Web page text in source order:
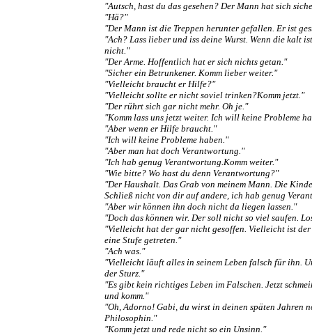
"Autsch, hast du das gesehen? Der Mann hat sich
"Hä?"
"Der Mann ist die Treppen herunter gefallen. Er ist
"Ach? Lass lieber und iss deine Wurst. Wenn die kalt
nicht."
"Der Arme. Hoffentlich hat er sich nichts getan."
"Sicher ein Betrunkener. Komm lieber weiter."
"Vielleicht braucht er Hilfe?"
"Vielleicht sollte er nicht soviel trinken?Komm jetzt."
"Der rührt sich gar nicht mehr. Oh je."
"Komm lass uns jetzt weiter. Ich will keine Probleme
"Aber wenn er Hilfe braucht."
"Ich will keine Probleme haben."
"Aber man hat doch Verantwortung."
"Ich hab genug Verantwortung.Komm weiter."
"Wie bitte? Wo hast du denn Verantwortung?"
"Der Haushalt. Das Grab von meinem Mann. Die
Schließ nicht von dir auf andere, ich hab genug
"Aber wir können ihn doch nicht da liegen lassen."
"Doch das können wir. Der soll nicht so viel saufen.
"Vielleicht hat der gar nicht gesoffen. Vielleicht ist
eine Stufe getreten."
"Ach was."
"Vielleicht läuft alles in seinem Leben falsch für ihn.
der Sturz."
"Es gibt kein richtiges Leben im Falschen. Jetzt
und komm."
"Oh, Adorno! Gabi, du wirst in deinen späten Jahren
Philosophin."
"Komm jetzt und rede nicht so ein Unsinn."